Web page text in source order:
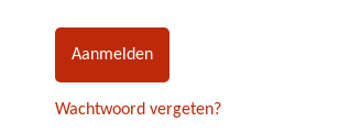
Wachtwoord vergeten?